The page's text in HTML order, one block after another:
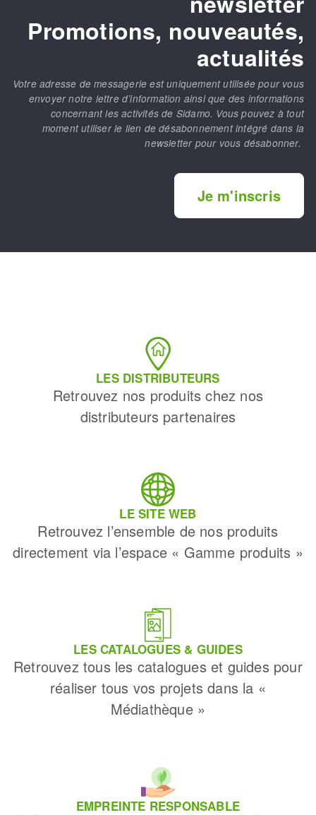
Promotions, nouveautés,
actualités
Votre adresse de messagerie est uniquement utilisée pour vous
envoyer notre lettre d’information ainsi que des informations
concernant les activités de Sidamo. Vous pouvez à tout
moment utiliser le lien de désabonnement intégré dans la
newsletter pour vous désabonner.
Je m'inscris
LES DISTRIBUTEURS
Retrouvez nos produits chez nos
distributeurs partenaires
LE SITE WEB
Retrouvez l’ensemble de nos produits
directement via l’espace « Gamme produits »
LES CATALOGUES & GUIDES
Retrouvez tous les catalogues et guides pour
réaliser tous vos projets dans la «
Médiathèque »
EMPREINTE RESPONSABLE